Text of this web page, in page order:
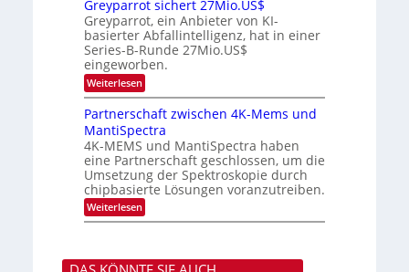
h
r
D
A
C
H
-
I
n
d
u
t
r
i
e
z
u
P
h
o
t
o
n
i
c
s
H
u
b
t
s
u
b
i
s
h
i
E
l
e
c
t
r
i
c
u
o
Greyparrot sichert 27Mio.US$
Greyparrot, ein Anbieter von KI-
basierter Abfallintelligenz, hat in einer
Series-B-Runde 27Mio.US$
eingeworben.
Weiterlesen:
G
r
e
y
p
a
r
r
o
t
s
h
Partnerschaft zwischen 4K-Mems und
MantiSpectra
4K-MEMS und MantiSpectra haben
eine Partnerschaft geschlossen, um die
Umsetzung der Spektroskopie durch
chipbasierte Lösungen voranzutreiben.
Weiterlesen:
P
t